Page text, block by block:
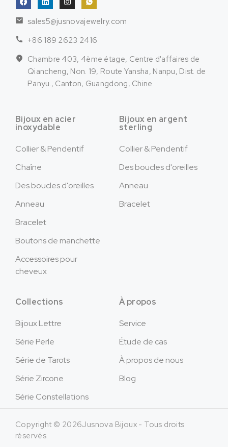
sales5@jusnovajewelry.com
+86 189 2623 2416
Chambre 403, 4ème étage, Centre d'affaires de
Qiancheng, Non. 19, Route Yansha, Nanpu, Dist. de
Panyu., Canton, Guangdong, Chine
Bijoux en acier
inoxydable
Collier & Pendentif
Chaîne
Des boucles d'oreilles
Anneau
Bracelet
Boutons de manchette
Accessoires pour
cheveux
Bijoux en argent
sterling
Collier & Pendentif
Des boucles d'oreilles
Anneau
Bracelet
Collections
Bijoux Lettre
Série Perle
Série de Tarots
Série Zircone
Série Constellations
À propos
Service
Étude de cas
À propos de nous
Blog
Copyright © 2026Jusnova Bijoux - Tous droits
réservés.